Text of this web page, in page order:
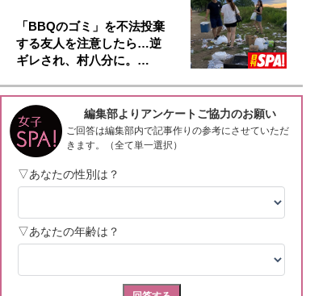
「BBQのゴミ」を不法投棄
する友人を注意したら…逆
ギレされ、村八分に。…